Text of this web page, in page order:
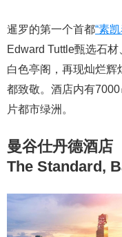
暹罗的第一个首都“素
Edward Tuttle甄选石
白色亭阁，再现灿烂
都致敬。酒店内有
片都市绿洲。
曼谷仕丹德酒店
The Standard,